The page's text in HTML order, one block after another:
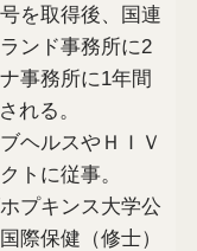
を取得後、国連
ンド事務所に2
事務所に1年間
れる。
ヘルスやＨＩＶ
トに従事。
プキンス大学公
際保健（修士）